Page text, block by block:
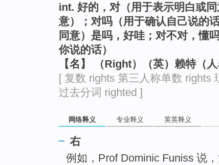
int. 好的，对（用于表示明白或
意）；对吗（用于确认自己说的
同意）是吗，好哇；对不对，懂
你说的话）
【名】 （Right）（英）赖特（
[ 复数 rights 第三人称单数 rights
过去分词 righted ]
网络释义 专业释义 英英释义
右
例如，Prof Dominic Funiss 说